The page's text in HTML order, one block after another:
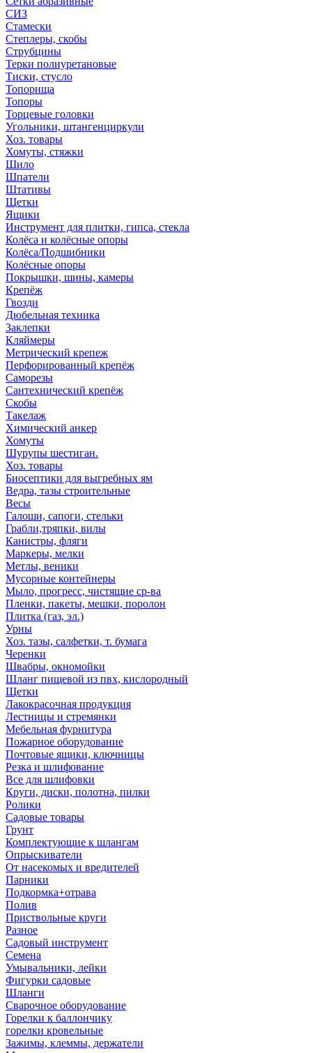
СИЗ
Стамески
Степлеры, скобы
Струбцины
Терки полиуретановые
Тиски, стусло
Топорища
Топоры
Торцевые головки
Угольники, штангенциркули
Хоз. товары
Хомуты, стяжки
Шило
Шпатели
Штативы
Щетки
Ящики
Инструмент для плитки, гипса, стекла
Колёса и колёсные опоры
Колёса/Подшибники
Колёсные опоры
Покрышки, шины, камеры
Крепёж
Гвозди
Дюбельная техника
Заклепки
Кляймеры
Метрический крепеж
Перфорированный крепёж
Саморезы
Сантехнический крепёж
Скобы
Такелаж
Химический анкер
Хомуты
Шурупы шестиган.
Хоз. товары
Биосептики для выгребных ям
Ведра, тазы строительные
Весы
Галоши, сапоги, стельки
Грабли,тряпки, вилы
Канистры, фляги
Маркеры, мелки
Метлы, веники
Мусорные контейнеры
Мыло, прогресс, чистящие ср-ва
Пленки, пакеты, мешки, поролон
Плитка (газ, эл.)
Урны
Хоз. тазы, салфетки, т. бумага
Черенки
Швабры, окномойки
Шланг пищевой из пвх, кислородный
Щетки
Лакокрасочная продукция
Лестницы и стремянки
Мебельная фурнитура
Пожарное оборудование
Почтовые ящики, ключницы
Резка и шлифование
Все для шлифовки
Круги, диски, полотна, пилки
Ролики
Садовые товары
Грунт
Комплектующие к шлангам
Опрыскиватели
От насекомых и вредителей
Парники
Подкормка+отрава
Полив
Приствольные круги
Разное
Садовый инструмент
Семена
Умывальники, лейки
Фигурки садовые
Шланги
Сварочное оборудование
Горелки к баллончику
горелки кровельные
Зажимы, клеммы, держатели